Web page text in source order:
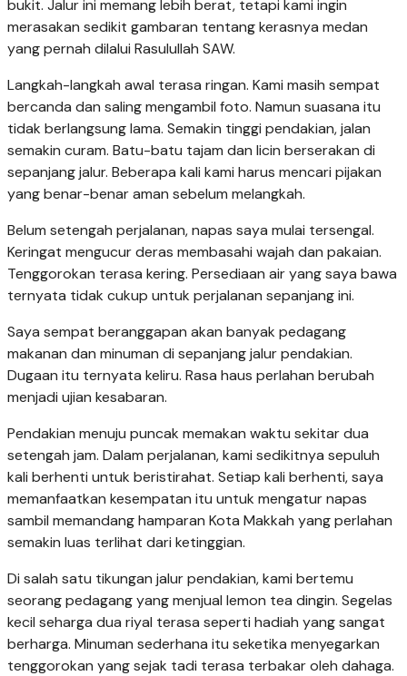
bukit. Jalur ini memang lebih berat, tetapi kami ingin
merasakan sedikit gambaran tentang kerasnya medan
yang pernah dilalui Rasulullah SAW.
Langkah-langkah awal terasa ringan. Kami masih sempat
bercanda dan saling mengambil foto. Namun suasana itu
tidak berlangsung lama. Semakin tinggi pendakian, jalan
semakin curam. Batu-batu tajam dan licin berserakan di
sepanjang jalur. Beberapa kali kami harus mencari pijakan
yang benar-benar aman sebelum melangkah.
Belum setengah perjalanan, napas saya mulai tersengal.
Keringat mengucur deras membasahi wajah dan pakaian.
Tenggorokan terasa kering. Persediaan air yang saya bawa
ternyata tidak cukup untuk perjalanan sepanjang ini.
Saya sempat beranggapan akan banyak pedagang
makanan dan minuman di sepanjang jalur pendakian.
Dugaan itu ternyata keliru. Rasa haus perlahan berubah
menjadi ujian kesabaran.
Pendakian menuju puncak memakan waktu sekitar dua
setengah jam. Dalam perjalanan, kami sedikitnya sepuluh
kali berhenti untuk beristirahat. Setiap kali berhenti, saya
memanfaatkan kesempatan itu untuk mengatur napas
sambil memandang hamparan Kota Makkah yang perlahan
semakin luas terlihat dari ketinggian.
Di salah satu tikungan jalur pendakian, kami bertemu
seorang pedagang yang menjual lemon tea dingin. Segelas
kecil seharga dua riyal terasa seperti hadiah yang sangat
berharga. Minuman sederhana itu seketika menyegarkan
tenggorokan yang sejak tadi terasa terbakar oleh dahaga.